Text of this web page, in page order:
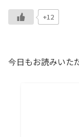
+12
今日もお読みいた